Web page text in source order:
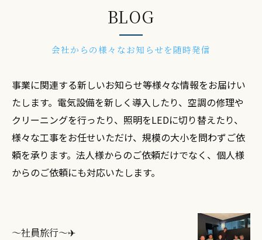
BLOG
会社からの様々なお知らせを随時発信
事業に関連する新しいお知らせ等様々な情報をお届けい
たします。電気設備を新しく導入したり、空調の修理や
クリーニングを行ったり、照明をLEDに切り替えたり、
様々な工事をお任せいただけ、規模の大小を問わずご依
頼を承ります。法人様からのご依頼だけでなく、個人様
からのご依頼にも対応いたします。
～社員旅行～✈